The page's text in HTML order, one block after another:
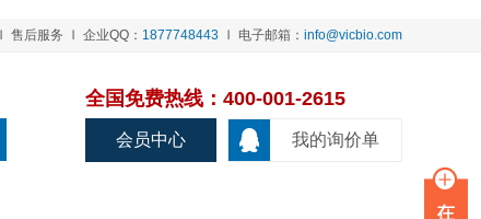
售后服务 企业QQ： 1877748443 电子邮箱： info@vicbio.com
全国免费热线：400-001-2615
我的询价单
会员中心